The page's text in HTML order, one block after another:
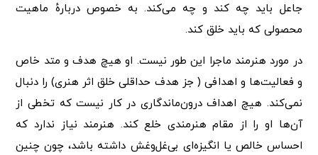
جاعل باید چه کند و چه می‌کند. به خصوص دربارهٔ ماهیت
محصولی که باید خلق کند.
در مورد هنرمند ماجرا این طور نیست. او هیچ هدف و متد خاص
و فعالیت‌ها و اهدافی ( جز هدف حداقلی خلق اثر هنری) را دنبال
نمی‌کند. هیچ اهداف درون‌ماندگاری در کار نیست که تخطی از
آن‌ها او را از مقام هنرمندی خلع کند. هنرمند نیاز ندارد که
احساس خالص یا انگیزه‌ای بی‌غل‌و‌غش داشته باشد، چون چنین